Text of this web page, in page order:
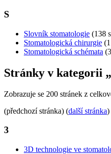
S
Slovník stomatologie (138
Stomatologická chirurgie
Stomatologická schémata
Stránky v kategorii
Zobrazuje se 200 stránek z
(předchozí stránka) (další stránka)
3
3D technologie ve